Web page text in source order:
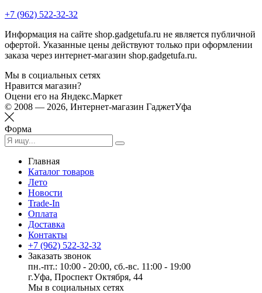
+7 (962) 522-32-32
Информация на сайте shop.gadgetufa.ru не является публичной
офертой. Указанные цены действуют только при оформлении
заказа через интернет-магазин shop.gadgetufa.ru.
Мы в социальных сетях
Нравится магазин?
Оцени его на Яндекс.Маркет
© 2008 — 2026, Интернет-магазин ГаджетУфа
Форма
Главная
Каталог товаров
Лето
Новости
Trade-In
Оплата
Доставка
Контакты
+7 (962) 522-32-32
Заказать звонок
пн.-пт.: 10:00 - 20:00, сб.-вс. 11:00 - 19:00
г.Уфа, Проспект Октября, 44
Мы в социальных сетях